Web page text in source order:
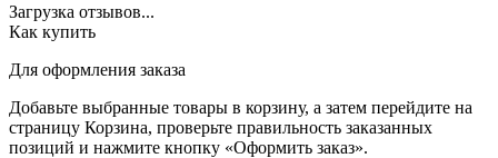
Загрузка отзывов...
Как купить
Для оформления заказа
Добавьте выбранные товары в корзину, а затем перейдите на
страницу Корзина, проверьте правильность заказанных
позиций и нажмите кнопку «Оформить заказ».